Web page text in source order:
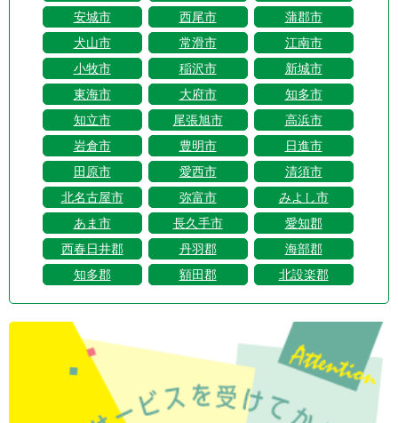
安城市
西尾市
蒲郡市
犬山市
常滑市
江南市
小牧市
稲沢市
新城市
東海市
大府市
知多市
知立市
尾張旭市
高浜市
岩倉市
豊明市
日進市
田原市
愛西市
清須市
北名古屋市
弥富市
みよし市
あま市
長久手市
愛知郡
西春日井郡
丹羽郡
海部郡
知多郡
額田郡 北設楽郡